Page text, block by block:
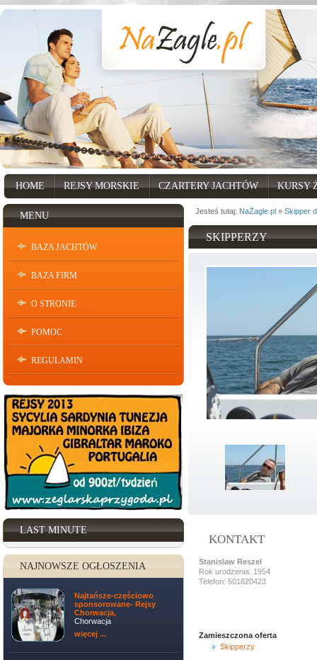
HOME REJSY MORSKIE CZARTERY JACHTÓW KURSY
MENU
BAZA JACHTÓW
BAZA FIRM
O STRONIE
POMOC
REGULAMIN
LAST MINUTE
NAJNOWSZE OGŁOSZENIA
Najtańsze-częściowo
sponsorowane- Rejsy
Chorwacja,
Chorwacja
więcej ...
Jesteś tutaj: NaŻagle.pl » Skipper
SKIPPERZY
KONTAKT
Stanislaw Reszel
Rok urodzenia: 1954
Telefon: 501620423
Zamieszczona oferta
Skipperzy